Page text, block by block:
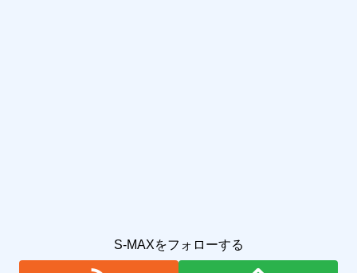
S-MAXをフォローする